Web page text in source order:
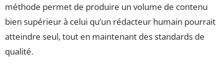
méthode permet de produire un volume de contenu
bien supérieur à celui qu’un rédacteur humain pourrait
atteindre seul, tout en maintenant des standards de
qualité.